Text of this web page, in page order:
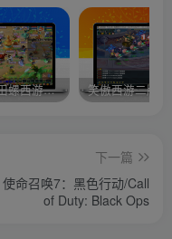
–（源码）田螺西游9.0 假人摆摊18门派飞升渡劫化圣助战最新BB谛听…. 笑傲西游二版-
下一篇
使命召唤7：黑色行动/Call
of Duty: Black Ops